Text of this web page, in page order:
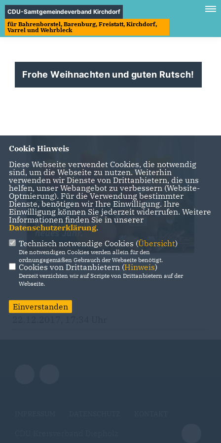
CDU-Samtgemeindeverband Kirchdorf
für Bahrenborstel, Barenburg, Freistatt, Kirchdorf,
Varrel und Wehrbleck
Frohe Weihnachten und guten Rutsch!
Cookie Hinweis
Diese Webseite verwendet Cookies, die notwendig
sind, um die Webseite zu nutzen. Weiterhin
verwenden wir Dienste von Drittanbietern, die uns
helfen, unser Webangebot zu verbessern (Website-
Optmierung). Für die Verwendung bestimmter
Dienste, benötigen wir Ihre Einwilligung. Ihre
Einwilligung können Sie jederzeit widerrufen. Weitere
Informationen finden Sie in unserer
Datenschutzerklärung.
Technisch notwendige Cookies (Übersicht)
Die notwendigen Cookies werden allein für den
ordnungsgemäßen Gebrauch der Webseite benötigt.
Cookies von Drittanbietern (Hinweis)
Derzeit verzichten wir auf Scripte von Drittanbietern auf der
Webseite.
Einverstanden